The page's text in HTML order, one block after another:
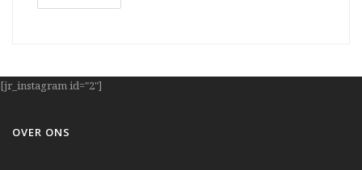
[jr_instagram id="2"]
OVER ONS